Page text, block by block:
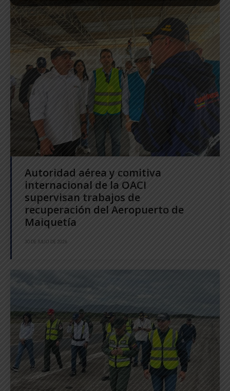
Autoridad aérea y comitiva
internacional de la OACI
supervisan trabajos de
recuperación del Aeropuerto de
Maiquetía
30 DE JULIO DE 2026